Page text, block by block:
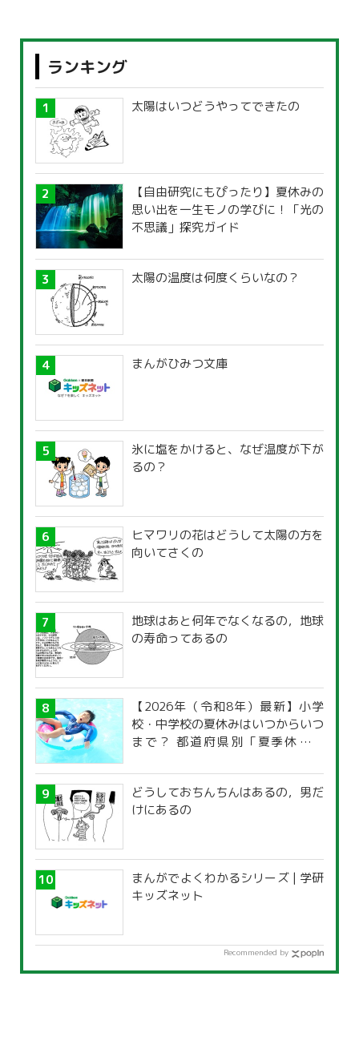
ランキング
太陽はいつどうやってできたの
【自由研究にもぴったり】夏休みの
思い出を一生モノの学びに！「光の
不思議」探究ガイド
太陽の温度は何度くらいなの？
まんがひみつ文庫
氷に塩をかけると、なぜ温度が下が
るの？
ヒマワリの花はどうして太陽の方を
向いてさくの
地球はあと何年でなくなるの，地球
の寿命ってあるの
【2026年（令和8年）最新】小学
校・中学校の夏休みはいつからいつ
まで？ 都道府県別「夏季休暇一
どうしておちんちんはあるの，男だ
けにあるの
まんがでよくわかるシリーズ | 学研
キッズネット
Recommended by